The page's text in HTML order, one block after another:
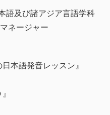
及び諸アジア言語学科
ネージャー
本語発音レッスン』